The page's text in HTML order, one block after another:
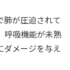
肺が圧迫されて
呼吸機能が未熟
ダメージを与え